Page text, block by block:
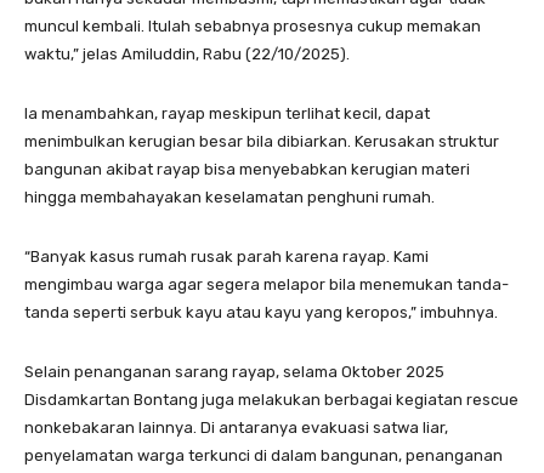
muncul kembali. Itulah sebabnya prosesnya cukup memakan
waktu,” jelas Amiluddin, Rabu (22/10/2025).
Ia menambahkan, rayap meskipun terlihat kecil, dapat
menimbulkan kerugian besar bila dibiarkan. Kerusakan struktur
bangunan akibat rayap bisa menyebabkan kerugian materi
hingga membahayakan keselamatan penghuni rumah.
“Banyak kasus rumah rusak parah karena rayap. Kami
mengimbau warga agar segera melapor bila menemukan tanda-
tanda seperti serbuk kayu atau kayu yang keropos,” imbuhnya.
Selain penanganan sarang rayap, selama Oktober 2025
Disdamkartan Bontang juga melakukan berbagai kegiatan rescue
nonkebakaran lainnya. Di antaranya evakuasi satwa liar,
penyelamatan warga terkunci di dalam bangunan, penanganan